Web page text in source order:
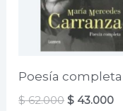
Poesía completa
$62.000 El
$ 43.000El